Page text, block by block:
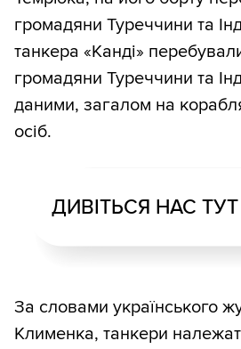
громадяни Туреччини та
танкера «Канді»
громадяни Туреччини та
даними, загалом на
осіб.
ДИВІТЬСЯ НАС ТУТ
За словами українського
Клименка, танкери